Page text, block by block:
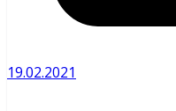
19.02.2021